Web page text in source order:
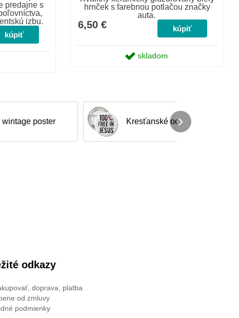
predajne s
izbu.
hrnček s farebnou potlačou značky
auta.
6,50 €
skladom
Kresťanské odznaky
odkazy
doprava, platba
od zmluvy
podmienky